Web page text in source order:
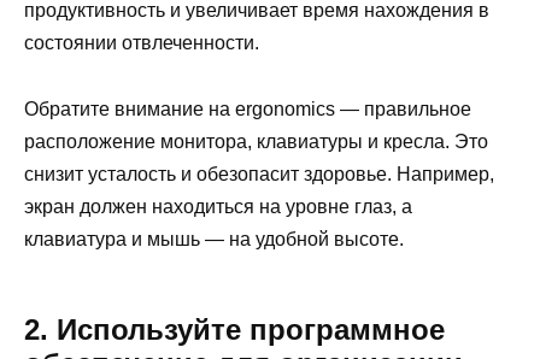
продуктивность и увеличивает время нахождения в
состоянии отвлеченности.
Обратите внимание на ergonomics — правильное
расположение монитора, клавиатуры и кресла. Это
снизит усталость и обезопасит здоровье. Например,
экран должен находиться на уровне глаз, а
клавиатура и мышь — на удобной высоте.
2. Используйте программное